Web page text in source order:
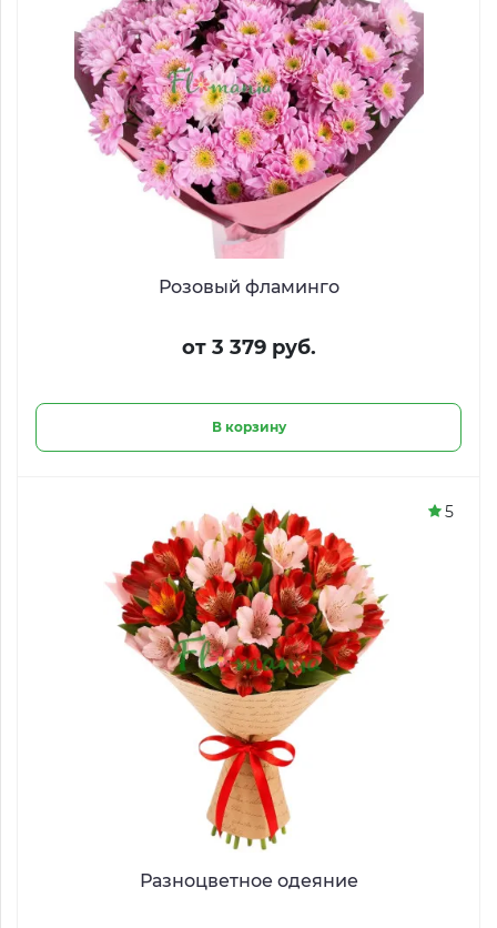
Розовый фламинго
от 3 379 руб.
В корзину
Разноцветное одеяние
5